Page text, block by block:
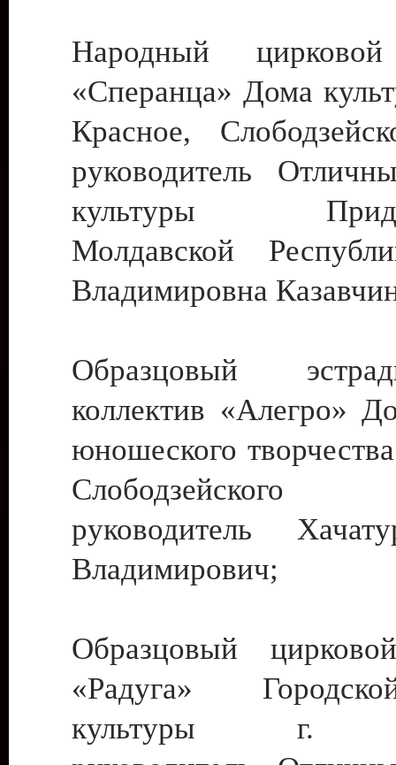
Народный цирковой
«Сперанца» Дома
Красное,
руководитель
культуры
Молдавской
Владимировна
Образцовый
коллектив «Алегро»
юношеского
руководитель
Владимирович;
Образцовый
«Радуга»
культуры г.